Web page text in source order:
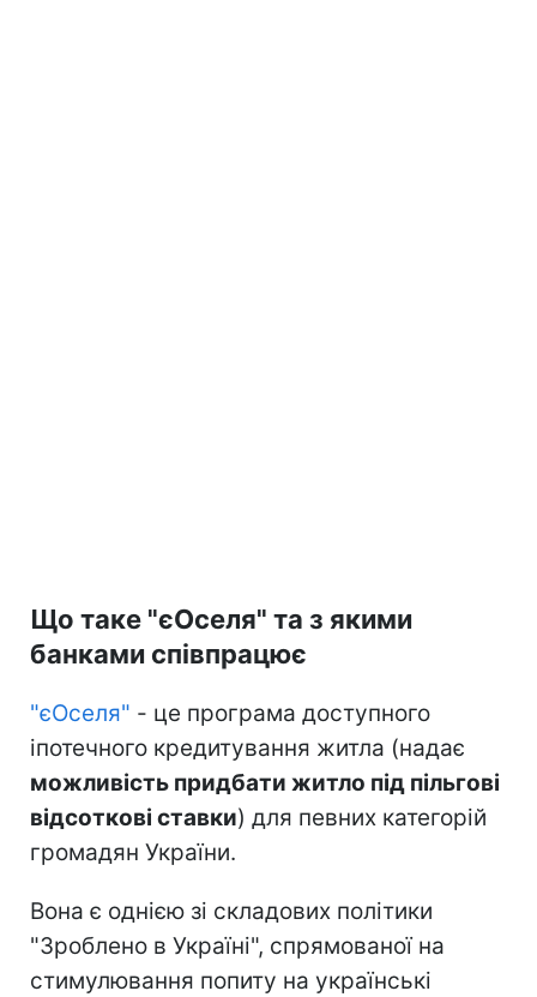
Що таке "єОселя" та з якими
банками співпрацює
"єОселя" - це програма доступного
іпотечного кредитування житла (надає
можливість придбати житло під пільгові
відсоткові ставки) для певних категорій
громадян України.
Вона є однією зі складових політики
"Зроблено в Україні", спрямованої на
стимулювання попиту на українські